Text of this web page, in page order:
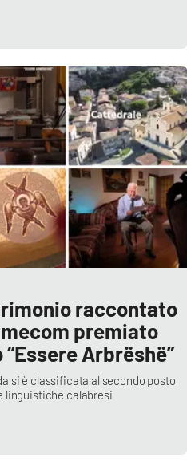
raccontato
premiato
Arbrëshë”
si è classificata al secondo posto
linguistiche calabresi